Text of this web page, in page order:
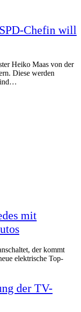
Chefin will
Heiko Maas von der
Diese werden
mit
der kommt
elektrische Top-
der TV-